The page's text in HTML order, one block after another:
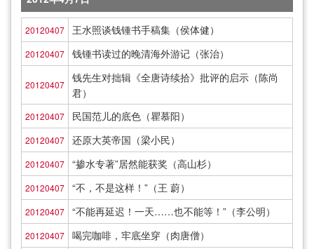
20120407 王水照谈钱锺书手稿集（侯体健）
20120407 钱锺书读过的晚清海外游记（张治）
20120407
钱先生对拙辑《全唐诗续拾》批评的启示（陈尚
君）
20120407 民国范儿的底色（瞿慕阳）
20120407 还原大英帝国（梁小民）
20120407 “掺水专著”居然能获奖（高山杉）
20120407 “不，不是这样！”（王 蔚）
20120407 “不能再延迟！一天……也不能等！”（李公明）
20120407 喝完咖啡，牢底坐穿（肉唐僧）